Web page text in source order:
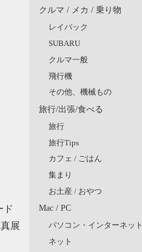
ド
展
クルマ / メカ / 乗り物
レイバック
SUBARU
クルマ一般
飛行機
その他、機械もの
旅行/出張/食べる
旅行
旅行Tips
カフェ / ごはん
集まり
お土産 / おやつ
Mac / PC
パソコン・インターネット
ネット